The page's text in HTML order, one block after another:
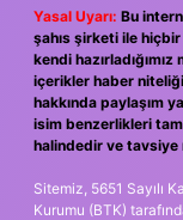
Yasal Uyarı: Bu
şahıs şirketi ile hiçbir
kendi
içerikler haber
hakkında paylaşım
isim benzerlikleri
halindedir ve tavsiye
Sitemiz, 5651 Sayılı
Kurumu (BTK)